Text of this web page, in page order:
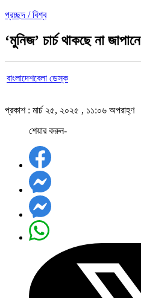
প্রচ্ছদ /বিশ্ব
‘মুনিজ’ চার্চ থাকছে না জাপানে
বাংলাদেশবেলা ডেস্ক
প্রকাশ : মার্চ ২৫, ২০২৫ , ১১:০৬ অপরাহ্ণ
শেয়ার করুন-